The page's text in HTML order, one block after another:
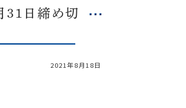
31日締め切
2021年8月18日